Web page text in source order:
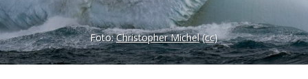
Foto:Christopher Michel (cc)